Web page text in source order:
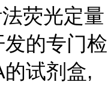
荧光定量
的专门检
试剂盒,